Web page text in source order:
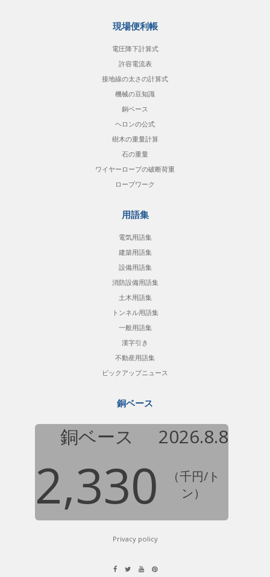
現場便利帳
電圧降下計算式
許容電流表
接地線の太さの計算式
機械の豆知識
銅ベース
ヘロンの公式
樹木の重量計算
石の重量
ワイヤーロープの破断荷重
ロープワーク
用語集
電気用語集
建築用語集
設備用語集
消防設備用語集
土木用語集
トンネル用語集
一般用語集
漢字引き
不動産用語集
ピックアップニュース
銅ベース
銅ベース 2026.8.8
2,330
（千円/ト
ン）
Privacy policy